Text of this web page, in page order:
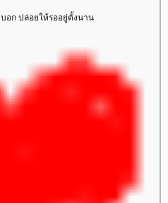
อก ปล่อยให้รออยู่ตั้งนาน